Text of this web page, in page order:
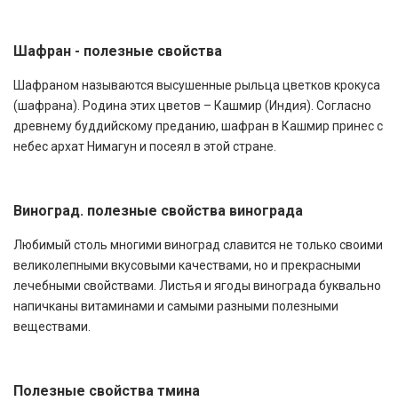
Шафран - полезные свойства
Шафраном называются высушенные рыльца цветков крокуса
(шафрана). Родина этих цветов – Кашмир (Индия). Согласно
древнему буддийскому преданию, шафран в Кашмир принес с
небес архат Нимагун и посеял в этой стране.
Виноград. полезные свойства винограда
Любимый столь многими виноград славится не только своими
великолепными вкусовыми качествами, но и прекрасными
лечебными свойствами. Листья и ягоды винограда буквально
напичканы витаминами и самыми разными полезными
веществами.
Полезные свойства тмина